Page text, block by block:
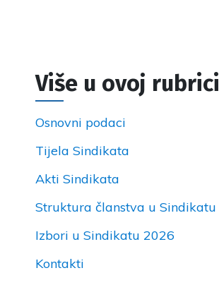
Više u ovoj rubrici
Osnovni podaci
Tijela Sindikata
Akti Sindikata
Struktura članstva u Sindikatu
Izbori u Sindikatu 2026
Kontakti